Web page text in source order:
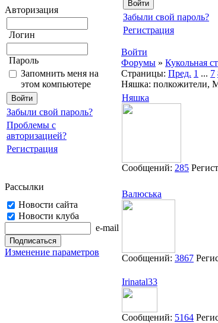
Авторизация
Логин
Пароль
Запомнить меня на
этом компьютере
Забыли свой пароль?
Проблемы с
авторизацией?
Регистрация
Рассылки
Новости сайта
Новости клуба
e-mail
Изменение параметров
Забыли свой пароль?
Регистрация
Войти
Форумы » Кукольная
Страницы: Пред. 1 ... 7
Няшка: полкожители,
Няшка
Сообщений: 285
Валюська
Сообщений: 3867
Irinatal33
Сообщений: 5164